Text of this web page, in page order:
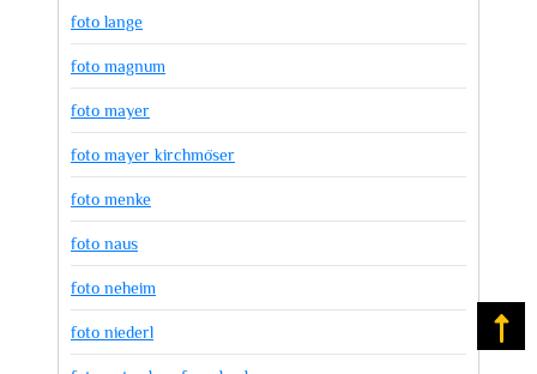
foto lange
foto magnum
foto mayer
foto mayer kirchmöser
foto menke
foto naus
foto neheim
foto niederl